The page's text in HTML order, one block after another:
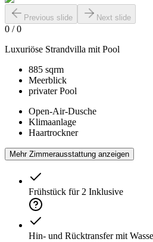
Previous slide Next slide
0 /0
Luxuriöse Strandvilla mit Pool
885 sqrm
Meerblick
privater Pool
Open-Air-Dusche
Klimaanlage
Haartrockner
Mehr Zimmerausstattung anzeigen
Frühstück für 2 Inklusive
Hin- und Rücktransfer mit